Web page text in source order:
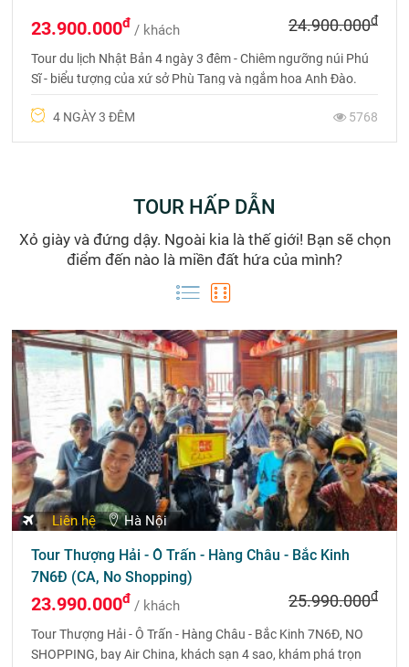
23.900.000đ / khách 24.900.000đ
Tour du lịch Nhật Bản 4 ngày 3 đêm - Chiêm ngưỡng núi Phú
Sĩ - biểu tượng của xứ sở Phù Tang và ngắm hoa Anh Đào.
4 NGÀY 3 ĐÊM
5768
TOUR HẤP DẪN
Xỏ giày và đứng dậy. Ngoài kia là thế giới! Bạn sẽ chọn
điểm đến nào là miền đất hứa của mình?
Liên hệ Hà Nội
Tour Thượng Hải - Ô Trấn - Hàng Châu - Bắc Kinh
7N6Đ (CA, No Shopping)
23.990.000đ / khách 25.990.000đ
Tour Thượng Hải - Ô Trấn - Hàng Châu - Bắc Kinh 7N6Đ, NO
SHOPPING, bay Air China, khách sạn 4 sao, khám phá trọn